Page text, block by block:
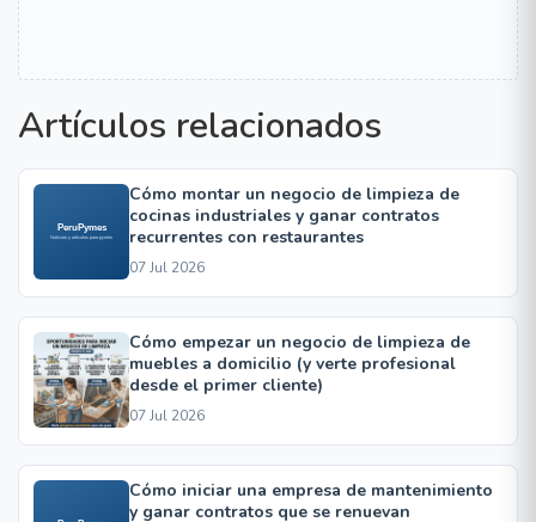
Artículos relacionados
Cómo montar un negocio de limpieza de
cocinas industriales y ganar contratos
recurrentes con restaurantes
07 Jul 2026
Cómo empezar un negocio de limpieza de
muebles a domicilio (y verte profesional
desde el primer cliente)
07 Jul 2026
Cómo iniciar una empresa de mantenimiento
y ganar contratos que se renuevan